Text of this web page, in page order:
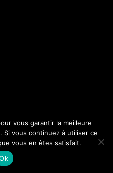
vous garantir la meilleure
vous continuez à utiliser ce
vous en êtes satisfait.
Ok